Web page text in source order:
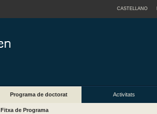
CASTELLANO
Programa de doctorat Activitats
Fitxa de Programa